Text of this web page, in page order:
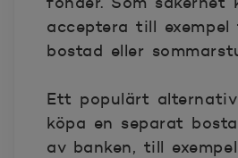
acceptera till exempel
bostad eller
Ett populärt
köpa en separat
av banken, till